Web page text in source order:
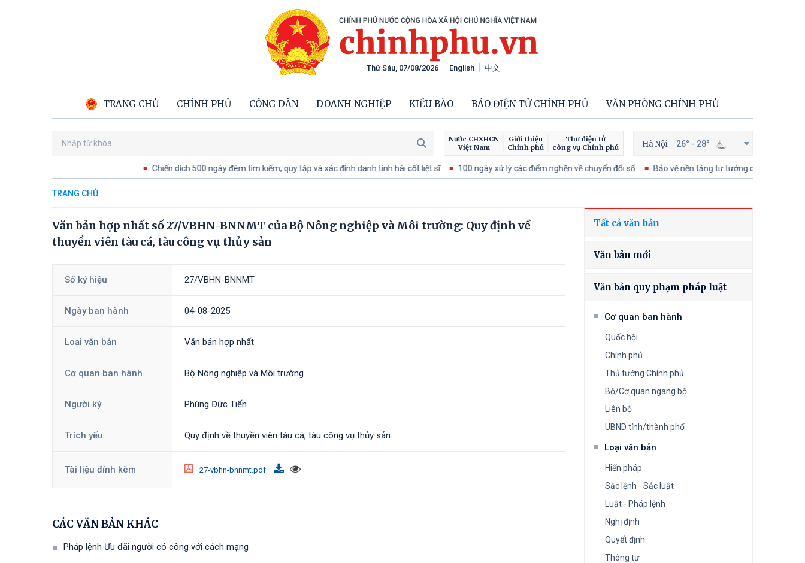
English 中文
TRANG CHỦ CHÍNH PHỦ CÔNG DÂN DOANH NGHIỆP KIỀU BÀO BÁO ĐIỆN TỬ CHÍNH PHỦ VĂN PHÒNG CHÍNH PHỦ
Thứ Sáu, 07/08/2026
Nước CHXHCN
Việt Nam
Giới thiệu
Chính phủ
Thư điện tử
công vụ Chính phủ
Hà Nội 26° - 28°
Chiến dịch 500 ngày đêm tìm kiếm, quy tập và xác định danh tính hài cốt liệt sĩ 100 ngày xử lý các điểm nghẽn về chuyển đổi số Bảo vệ nền tảng tư tưởng của Đảng trong
TRANG CHỦ
Văn bản hợp nhất số 27/VBHN-BNNMT của Bộ Nông nghiệp và Môi trường: Quy định về
thuyền viên tàu cá, tàu công vụ thủy sản
Số ký hiệu 27/VBHN-BNNMT
Ngày ban hành 04-08-2025
Loại văn bản Văn bản hợp nhất
Cơ quan ban hành Bộ Nông nghiệp và Môi trường
Người ký Phùng Đức Tiến
Trích yếu Quy định về thuyền viên tàu cá, tàu công vụ thủy sản
Tài liệu đính kèm 27-vbhn-bnnmt.pdf
CÁC VĂN BẢN KHÁC
Pháp lệnh Ưu đãi người có công với cách mạng
Tất cả văn bản
Văn bản mới
Văn bản quy phạm pháp luật
Cơ quan ban hành
Quốc hội
Chính phủ
Thủ tướng Chính phủ
Bộ/Cơ quan ngang bộ
Liên bộ
UBND tỉnh/thành phố
Loại văn bản
Hiến pháp
Sắc lệnh - Sắc luật
Luật - Pháp lệnh
Nghị định
Quyết định
Thông tư